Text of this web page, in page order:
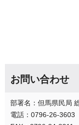
お問い合わせ
部署名：但馬県民局
電話：0796-26-3603